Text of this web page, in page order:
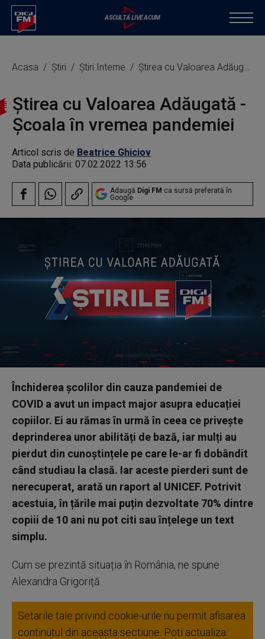
Acasa Știri Știri Interne Știrea cu Valoarea Adăugată - Școala în vremea pandemiei
Știrea cu Valoarea Adăugată -
Școala în vremea pandemiei
Articol scris de Beatrice Ghiciov
Data publicării: 07.02.2022 13:56
Adaugă Digi FM ca sursă preferată în
Google
Închiderea școlilor din cauza pandemiei de
COVID a avut un impact major asupra educației
copiilor. Ei au rămas în urmă în ceea ce privește
deprinderea unor abilități de bază, iar mulți au
pierdut din cunoștințele pe care le-ar fi dobândit
când studiau la clasă. Iar aceste pierderi sunt de
nerecuperat, arată un raport al UNICEF. Potrivit
acestuia, în țările mai puțin dezvoltate 70% dintre
copiii de 10 ani nu pot citi sau înțelege un text
simplu.
Cum se prezintă situația în România, ne spune
Alexandra Grigoriță.
Setarile tale privind cookie-urile nu permit afisarea
continutul din aceasta sectiune. Poti actualiza